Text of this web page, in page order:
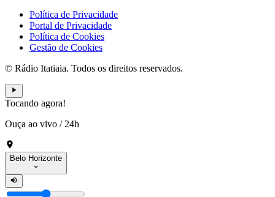
Política de Privacidade
Portal de Privacidade
Política de Cookies
Gestão de Cookies
© Rádio Itatiaia. Todos os direitos reservados.
Tocando agora!
Ouça ao vivo / 24h
Belo Horizonte